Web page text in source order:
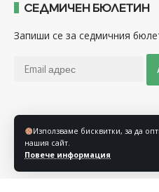
Използваме бисквитки, за да
нашия сайт.
Повече информация
СЕДМИЧЕН БЮЛЕТИН
Запиши се за седмичния